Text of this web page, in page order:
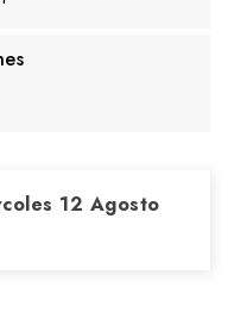
12 Agosto